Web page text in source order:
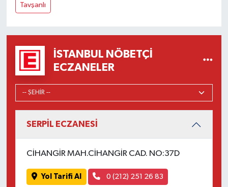
Tavşanlı
İSTANBUL NÖBETÇI
ECZANELER
SERPİL ECZANESİ
CİHANGİR MAH.CİHANGİR CAD. NO:37D
Yol Tarifi Al 0 (212) 251 26 83